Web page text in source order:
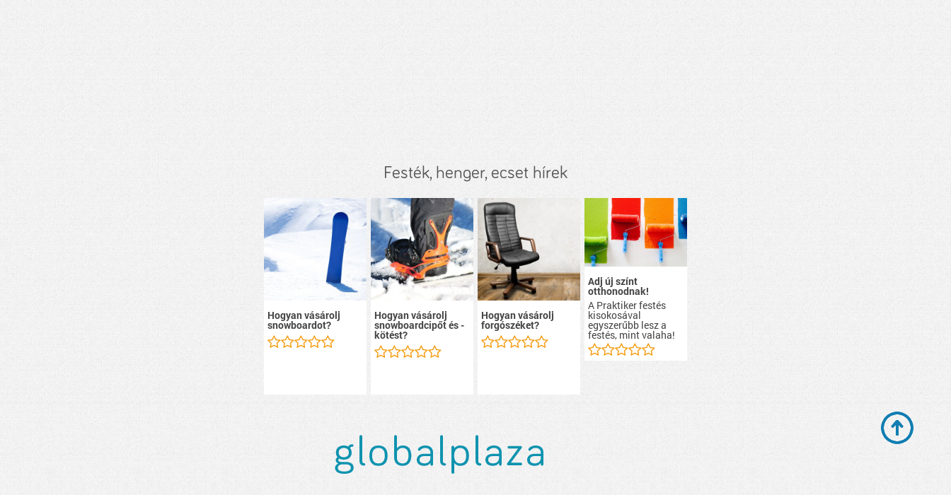
Festék, henger, ecset hírek
Hogyan vásárolj
snowboardot?
Hogyan vásárolj
snowboardcipőt és -
kötést?
Hogyan vásárolj
forgószéket?
Adj új színt
otthonodnak!
A Praktiker festés
kisokosával
egyszerűbb lesz a
festés, mint valaha!